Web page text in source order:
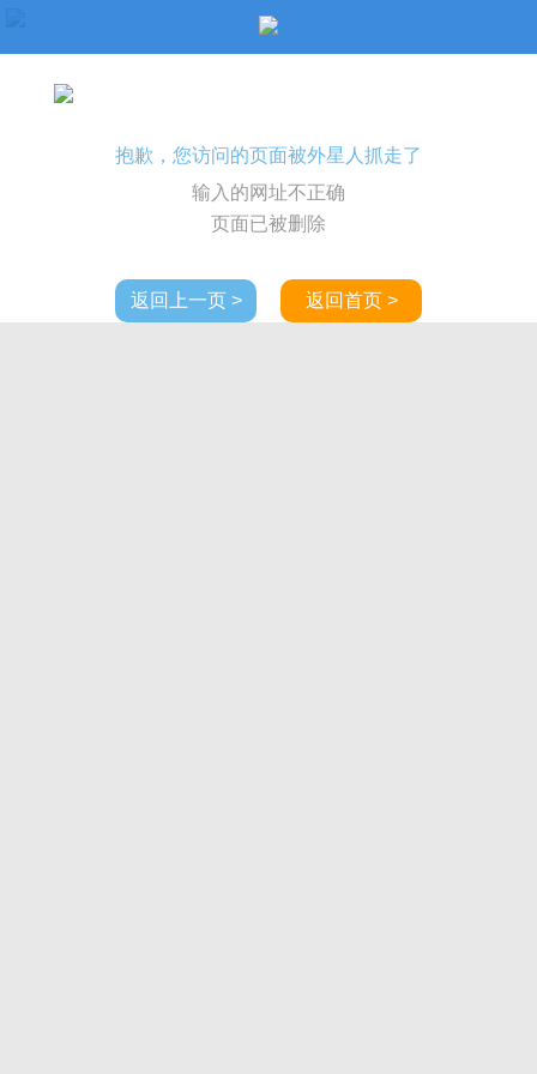
抱歉，您访问的页面被外星人抓走了
输入的网址不正确
页面已被删除
返回上一页 > 返回首页 >